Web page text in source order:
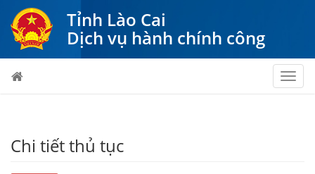
Tỉnh Lào Cai
Dịch vụ hành chính công
Chi tiết thủ tục